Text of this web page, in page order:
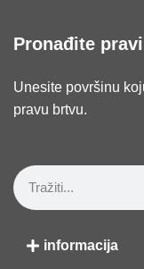
Pronađite
Unesite površinu
pravu brtvu.
informacija